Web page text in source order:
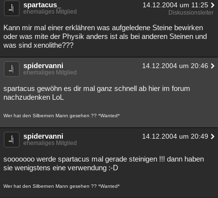
spartacus_ 14.12.2004 um 11:25
ehemaliges Mitglied Diskussionsleiter
Kann mir mal einer erklähren was aufgeledene Steine bewirken
oder was mite der Physik anders ist als bei anderen Steinen und
was sind xenolithe???
spidervanni 14.12.2004 um 20:46
ehemaliges Mitglied
spartacus gewöhn es dir mal ganz schnell ab hier im forum
nachzudenken LoL
Wer hat den Silbernen Mann gesehen ?? *Wanted*
spidervanni 14.12.2004 um 20:49
ehemaliges Mitglied
sooooooo werde spartacus mal gerade steinigen !!! dann haben
sie wenigstens eine verwendung :-D
Wer hat den Silbernen Mann gesehen ?? *Wanted*